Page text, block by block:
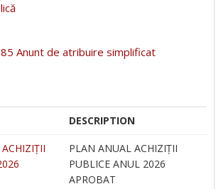
Anunt de atribuire simplificat
DESCRIPTION
PLAN ANUAL ACHIZIȚII
PUBLICE ANUL 2026
APROBAT